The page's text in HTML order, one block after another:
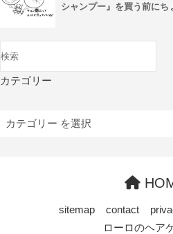
シャンプー』を買う前にち
カテゴリー
sitemap contact
ローロのヘア